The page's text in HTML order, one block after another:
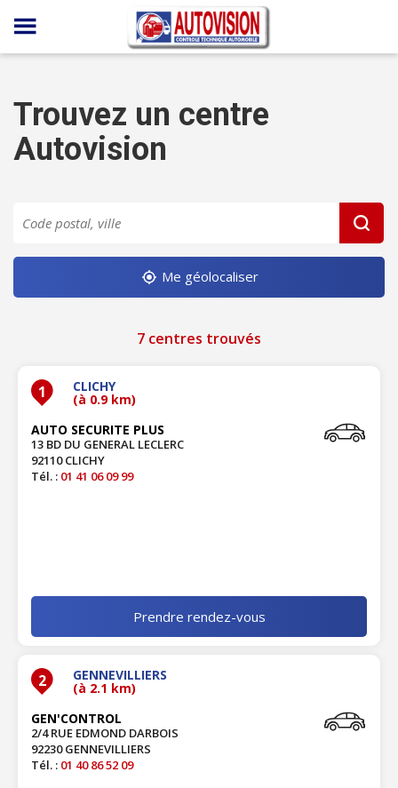
Panneau de gestion des cookies
Trouvez un centre
Autovision
Me géolocaliser
7 centres trouvés
1 CLICHY
(à 0.9 km)
AUTO SECURITE PLUS
13 BD DU GENERAL LECLERC
92110 CLICHY
Tél. : 01 41 06 09 99
Prendre rendez-vous
2 GENNEVILLIERS
(à 2.1 km)
GEN'CONTROL
2/4 RUE EDMOND DARBOIS
92230 GENNEVILLIERS
Tél. : 01 40 86 52 09